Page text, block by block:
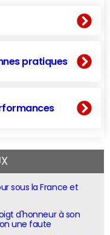
pratiques
sous la France et
d'honneur à son
une faute